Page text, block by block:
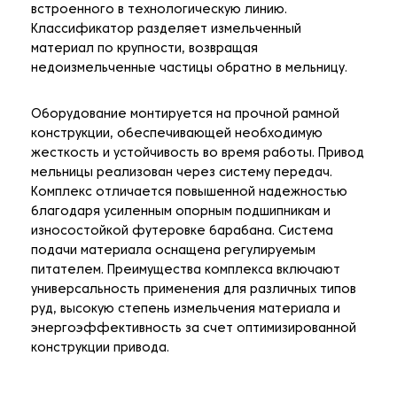
встроенного в технологическую линию.
Классификатор разделяет измельченный
материал по крупности, возвращая
недоизмельченные частицы обратно в мельницу.
Оборудование монтируется на прочной рамной
конструкции, обеспечивающей необходимую
жесткость и устойчивость во время работы. Привод
мельницы реализован через систему передач.
Комплекс отличается повышенной надежностью
благодаря усиленным опорным подшипникам и
износостойкой футеровке барабана. Система
подачи материала оснащена регулируемым
питателем. Преимущества комплекса включают
универсальность применения для различных типов
руд, высокую степень измельчения материала и
энергоэффективность за счет оптимизированной
конструкции привода.